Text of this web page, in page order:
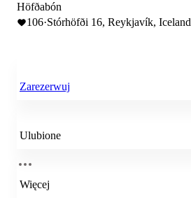
Höfðabón
106·Stórhöfði 16, Reykjavík, Iceland
Zarezerwuj
Ulubione
Więcej